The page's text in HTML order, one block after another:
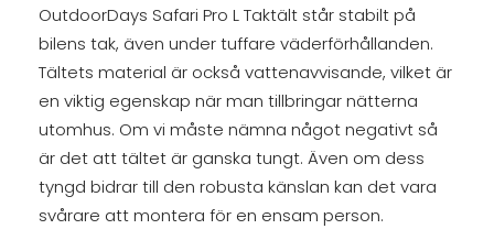
OutdoorDays Safari Pro L Taktält står stabilt på
bilens tak, även under tuffare väderförhållanden.
Tältets material är också vattenavvisande, vilket är
en viktig egenskap när man tillbringar nätterna
utomhus. Om vi måste nämna något negativt så
är det att tältet är ganska tungt. Även om dess
tyngd bidrar till den robusta känslan kan det vara
svårare att montera för en ensam person.